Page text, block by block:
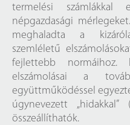
termelési
népgazdasági
meghaladta a
szemléletű
fejlettebb normáihoz.
elszámolásai a
együttműködéssel
úgynevezett „hidakkal”
összeállíthatók.